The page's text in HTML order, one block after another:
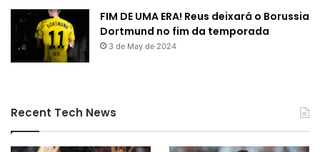
FIM DE UMA ERA! Reus deixará o Borussia
Dortmund no fim da temporada
3 de May de 2024
Recent Tech News